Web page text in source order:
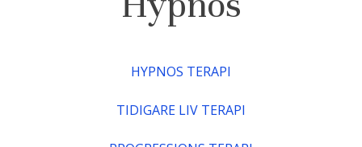
HYPNOS TERAPI
TIDIGARE LIV TERAPI